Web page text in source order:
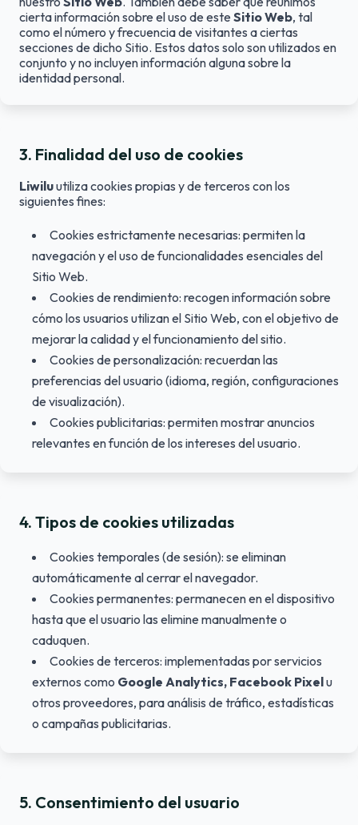
cierta información sobre el uso de este Sitio Web, tal
como el número y frecuencia de visitantes a ciertas
secciones de dicho Sitio. Estos datos solo son utilizados en
conjunto y no incluyen información alguna sobre la
identidad personal.
3. Finalidad del uso de cookies
Liwiluutiliza cookies propias y de terceros con los
siguientes fines:
Cookies estrictamente necesarias: permiten la
navegación y el uso de funcionalidades esenciales del
Sitio Web.
Cookies de rendimiento: recogen información sobre
cómo los usuarios utilizan el Sitio Web, con el objetivo de
mejorar la calidad y el funcionamiento del sitio.
Cookies de personalización: recuerdan las
preferencias del usuario (idioma, región, configuraciones
de visualización).
Cookies publicitarias: permiten mostrar anuncios
relevantes en función de los intereses del usuario.
4. Tipos de cookies utilizadas
Cookies temporales (de sesión): se eliminan
automáticamente al cerrar el navegador.
Cookies permanentes: permanecen en el dispositivo
hasta que el usuario las elimine manualmente o
caduquen.
Cookies de terceros: implementadas por servicios
externos como Google Analytics, Facebook Pixelu
otros proveedores, para análisis de tráfico, estadísticas
o campañas publicitarias.
5. Consentimiento del usuario